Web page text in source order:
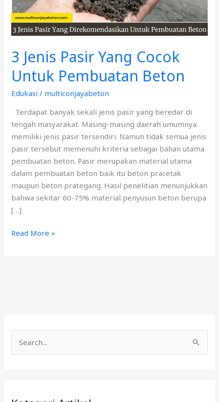
3 Jenis Pasir Yang Cocok
Untuk Pembuatan Beton
Edukasi / multiconjayabeton
Terdapat banyak sekali jenis pasir yang beredar di
tengah masyarakat. Masing-masing daerah umumnya
memiliki jenis pasir tersendiri. Namun tidak semua jenis
pasir tersebut memenuhi kriteria sebagai bahan utama
pembuatan beton. Pasir merupakan material utama
dalam pembuatan beton baik itu beton pracetak
maupun beton prategang. Hasil penelitian menunjukkan
bahwa sekitar 60-75% material penyusun beton berupa
[…]
Pembuatan
Beton
Read More »